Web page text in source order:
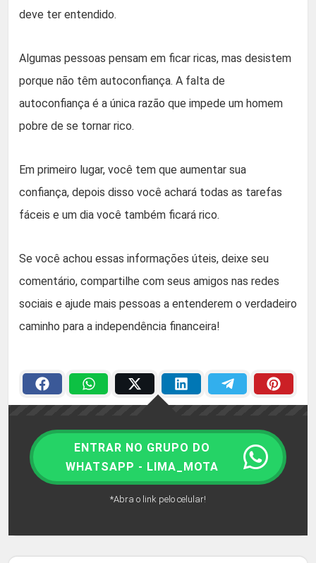
deve ter entendido.
Algumas pessoas pensam em ficar ricas, mas desistem
porque não têm autoconfiança. A falta de
autoconfiança é a única razão que impede um homem
pobre de se tornar rico.
Em primeiro lugar, você tem que aumentar sua
confiança, depois disso você achará todas as tarefas
fáceis e um dia você também ficará rico.
Se você achou essas informações úteis, deixe seu
comentário, compartilhe com seus amigos nas redes
sociais e ajude mais pessoas a entenderem o verdadeiro
caminho para a independência financeira!
ENTRAR NO GRUPO DO
WHATSAPP - LIMA_MOTA
*Abra o link pelo celular!